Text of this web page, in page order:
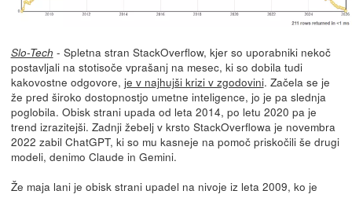
Slo-Tech - Spletna stran StackOverflow, kjer so uporabniki nekoč
postavljali na stotisoče vprašanj na mesec, ki so dobila tudi
kakovostne odgovore, je v najhujši krizi v zgodovini. Začela se je
že pred široko dostopnostjo umetne inteligence, jo je pa slednja
poglobila. Obisk strani upada od leta 2014, po letu 2020 pa je
trend izrazitejši. Zadnji žebelj v krsto StackOverflowa je novembra
2022 zabil ChatGPT, ki so mu kasneje na pomoč priskočili še drugi
modeli, denimo Claude in Gemini.
Že maja lani je obisk strani upadel na nivoje iz leta 2009, ko je